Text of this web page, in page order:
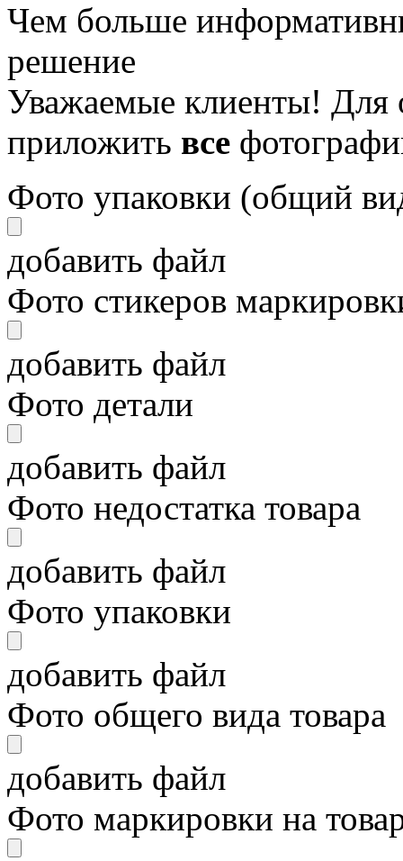
Чем больше
решение
Уважаемые клиенты! Для
приложить все
Фото упаковки (общий
добавить файл
Фото стикеров
добавить файл
Фото детали
добавить файл
Фото недостатка товара
добавить файл
Фото упаковки
добавить файл
Фото общего вида товара
добавить файл
Фото маркировки на